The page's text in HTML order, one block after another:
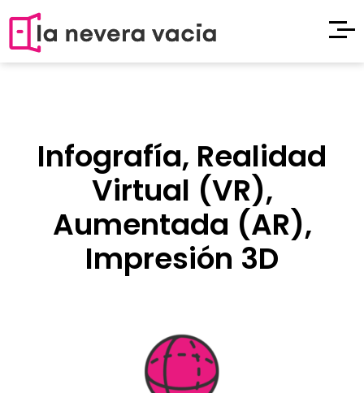
Infografía, Realidad
Virtual (VR),
Aumentada (AR),
Impresión 3D